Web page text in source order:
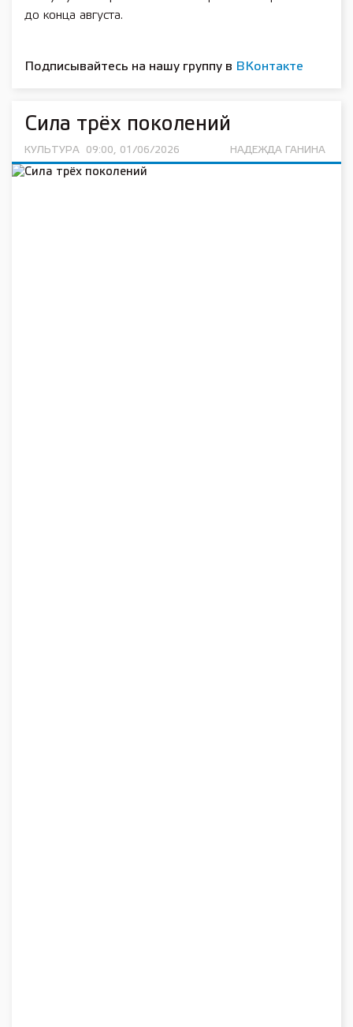
до конца августа.
Подписывайтесь на нашу группу в ВКонтакте
Сила трёх поколений
КУЛЬТУРА 09:00, 01/06/2026 НАДЕЖДА ГАНИНА